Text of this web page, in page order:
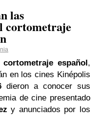
las
cortometraje
español,
en los cines Kinépolis
dieron a conocer sus
de cine presentado
y anunciados por los